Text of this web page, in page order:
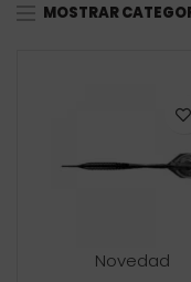
MOSTRAR
Novedad